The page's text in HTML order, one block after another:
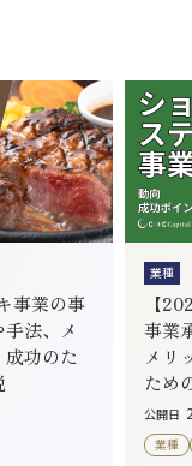
事業の事
法、メ
功のた
業種
【
事業
メリ
ため
公開日
業種